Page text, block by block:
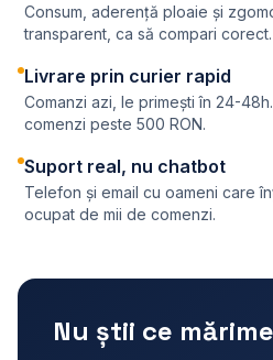
Consum, aderență ploaie și
transparent, ca să compari corect.
Livrare prin curier rapid
Comanzi azi, le primești în 24-
comenzi peste 500 RON.
Suport real, nu chatbot
Telefon și email cu oameni care
ocupat de mii de comenzi.
Nu știi ce